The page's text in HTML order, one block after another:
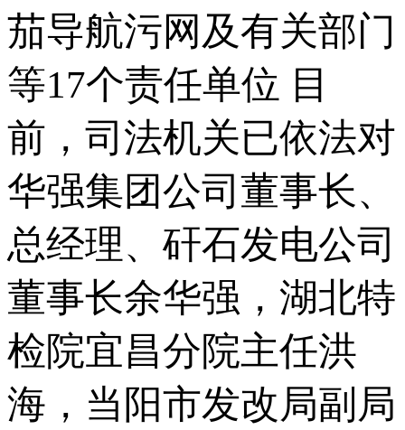
茄导航污网及有关部门
等17个责任单位 目
前，司法机关已依法对
华强集团公司董事长、
总经理、矸石发电公司
董事长余华强，湖北特
检院宜昌分院主任洪
海，当阳市发改局副局